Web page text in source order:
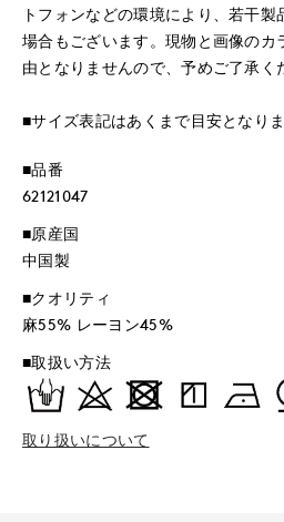
トフォンなどの環境により、若干
場合もございます。現物と画像のカ
由となりませんので、予めご了承く
■サイズ表記はあくまで目安となりま
■品番
62121047
■原産国
中国製
■クオリティ
麻55% レーヨン45%
■取扱い方法
取り扱いについて